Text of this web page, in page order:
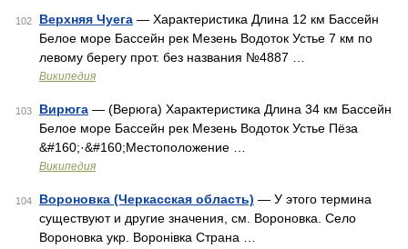
102 Верхняя Чуега — Характеристика Длина 12 км Бассейн
Белое море Бассейн рек Мезень Водоток Устье 7 км по
левому берегу прот. без названия №4887 …
Википедия
103 Вирюга — (Верюга) Характеристика Длина 34 км Бассейн
Белое море Бассейн рек Мезень Водоток Устье Пёза
&#160;·&#160;Местоположение …
Википедия
104 Вороновка (Черкасская область) — У этого термина
существуют и другие значения, см. Вороновка. Село
Вороновка укр. Воронівка Страна …